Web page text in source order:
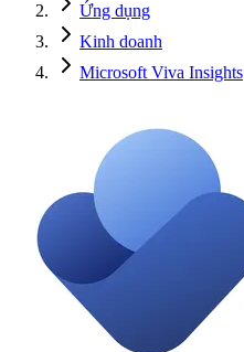
Ứng dụng
Kinh doanh
Microsoft Viva Insights